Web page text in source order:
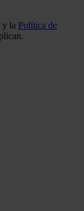
y la Política de